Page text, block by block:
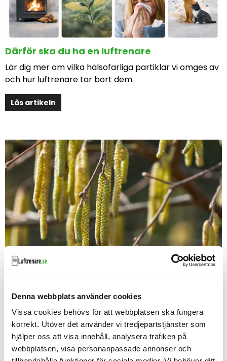
Denna webbplats använder cookies
Vissa cookies behövs för att webbplatsen ska fungera
korrekt. Utöver det använder vi tredjepartstjänster som
hjälper oss att visa innehåll, analysera trafiken på
webbplatsen, visa personanpassade annonser och
Därför ska du ha en luftrenare
Lär dig mer om vilka hälsofarliga partiklar vi omges av
och hur luftrenare tar bort dem.
Läs artikeln
Luftrenare mot pollenallergi
bort luftburna pollen i ditt rum. Vi har många olika
modeller som tar bort allergener.
Läs artikeln